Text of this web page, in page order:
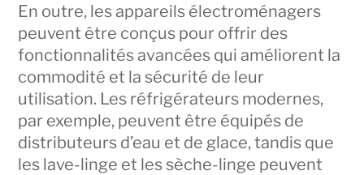
En outre, les appareils électroménagers
peuvent être conçus pour offrir des
fonctionnalités avancées qui améliorent la
commodité et la sécurité de leur
utilisation. Les réfrigérateurs modernes,
par exemple, peuvent être équipés de
distributeurs d’eau et de glace, tandis que
les lave-linge et les sèche-linge peuvent